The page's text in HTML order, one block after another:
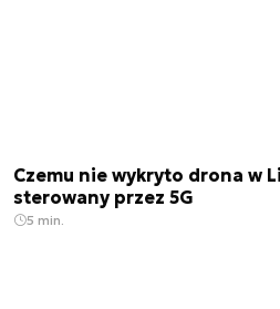
Czemu nie wykryto drona w
sterowany przez 5G
5 min.